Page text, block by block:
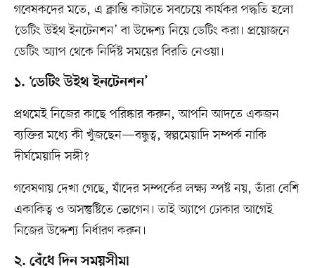
গবেষকদের মতে, এ ক্লান্তি কাটাতে সবচেয়ে কার্যকর পদ্ধতি হলো
‘ডেটিং উইথ ইনটেনশন’ বা উদ্দেশ্য নিয়ে ডেটিং করা। প্রয়োজনে
ডেটিং অ্যাপ থেকে নির্দিষ্ট সময়ের বিরতি নেওয়া।
১. ‘ডেটিং উইথ ইনটেনশন’
প্রথমেই নিজের কাছে পরিষ্কার করুন, আপনি আদতে একজন
ব্যক্তির মধ্যে কী খুঁজছেন—বন্ধুত্ব, স্বল্পমেয়াদি সম্পর্ক নাকি
দীর্ঘমেয়াদি সঙ্গী?
গবেষণায় দেখা গেছে, যাঁদের সম্পর্কের লক্ষ্য স্পষ্ট নয়, তাঁরা বেশি
একাকিত্ব ও অসন্তুষ্টিতে ভোগেন। তাই অ্যাপে ঢোকার আগেই
নিজের উদ্দেশ্য নির্ধারণ করুন।
২. বেঁধে দিন সময়সীমা